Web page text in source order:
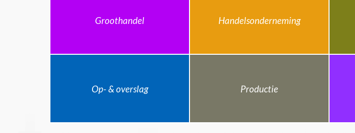
Groothandel Handelsonderneming
Op- & overslag Productie